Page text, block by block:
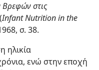
στις
(Infant Nutrition in the
σ. 38.
ηλικία
ενώ στην εποχή